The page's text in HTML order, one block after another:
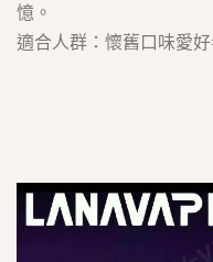
憶。
適合人群：懷舊口味愛